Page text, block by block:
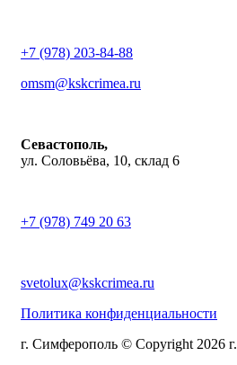
+7 (978) 203-84-88
omsm@kskcrimea.ru
Севастополь,
ул. Соловьёва, 10, склад 6
+7 (978) 749 20 63
svetolux@kskcrimea.ru
Политика конфиденциальности
г. Симферополь © Copyright 2026 г.